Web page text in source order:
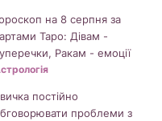
на 8 серпня за
Таро: Дівам -
Ракам - емоції
постійно
проблеми з